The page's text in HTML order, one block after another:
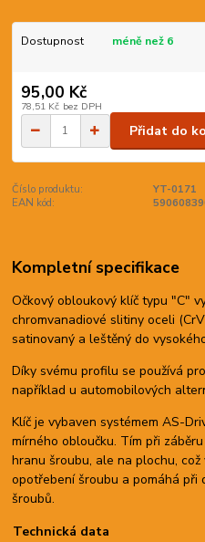
Dostupnost méně než 6
95,00 Kč
78,51 Kč bez DPH
Přidat do
Číslo produktu:
YT-0171
EAN kód:
Kompletní specifikace
Očkový obloukový klíč typu "C"
chromvanadiové slitiny oceli
satinovaný a leštěný do
Díky svému profilu se používá
například u automobilových
Klíč je vybaven systémem AS-
mírného obloučku. Tím při
hranu šroubu, ale na plochu,
opotřebení šroubu a pomáhá při
šroubů.
Technická data